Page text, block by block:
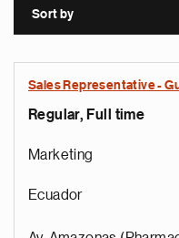
Sort by
Sales Representative -
Regular, Full time
Marketing
Ecuador